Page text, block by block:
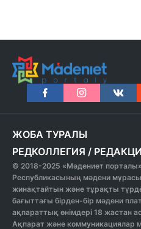
ЖОБА ТУРАЛЫ
РЕДКОЛЛЕГИЯ /
© 2018-2025 «Мәдениет
Республикасының мәдени
жинақтайтын және тұрақты
бағыттағы бірден-бір мәдени
ақпараттық өнімдері 18 жастан
Ақпарат және коммуникациялар